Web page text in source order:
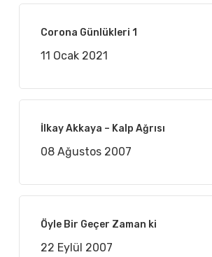
Corona Günlükleri 1
11 Ocak 2021
İlkay Akkaya – Kalp Ağrısı
08 Ağustos 2007
Öyle Bir Geçer Zaman ki
22 Eylül 2007